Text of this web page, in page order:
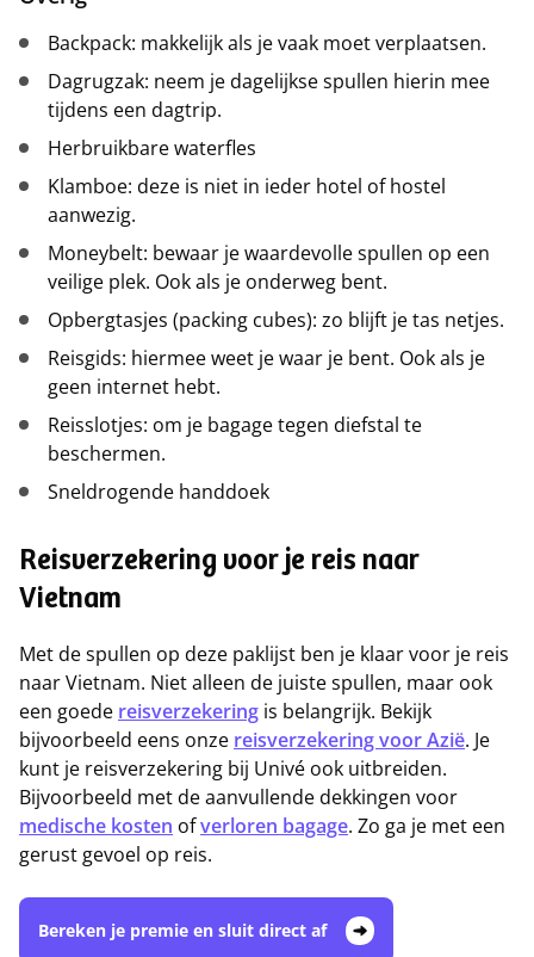
Backpack: makkelijk als je vaak moet verplaatsen.
Dagrugzak: neem je dagelijkse spullen hierin mee
tijdens een dagtrip.
Herbruikbare waterfles
Klamboe: deze is niet in ieder hotel of hostel
aanwezig.
Moneybelt: bewaar je waardevolle spullen op een
veilige plek. Ook als je onderweg bent.
Opbergtasjes (packing cubes): zo blijft je tas netjes.
Reisgids: hiermee weet je waar je bent. Ook als je
geen internet hebt.
Reisslotjes: om je bagage tegen diefstal te
beschermen.
Sneldrogende handdoek
Reisverzekering voor je reis naar
Vietnam
Met de spullen op deze paklijst ben je klaar voor je reis
naar Vietnam. Niet alleen de juiste spullen, maar ook
een goede reisverzekering is belangrijk. Bekijk
bijvoorbeeld eens onze reisverzekering voor Azië. Je
kunt je reisverzekering bij Univé ook uitbreiden.
Bijvoorbeeld met de aanvullende dekkingen voor
medische kosten ofverloren bagage. Zo ga je met een
gerust gevoel op reis.
Bereken je premie en sluit direct af